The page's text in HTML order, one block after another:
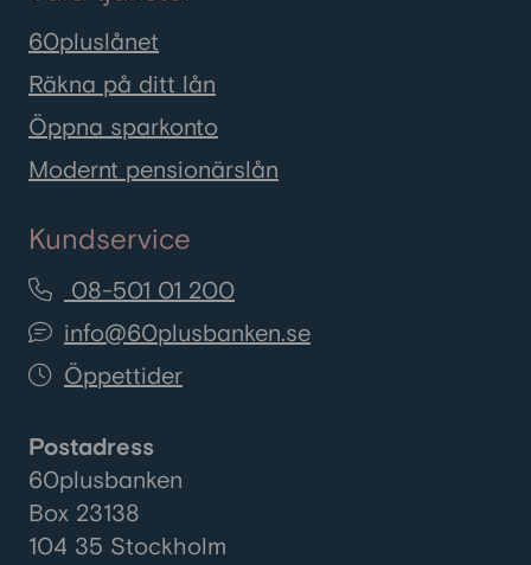
riktade till pensionärer, medan
andra kan sökas av alla med
låga inkomster eller höga
levnadskostnader. Här går vi
igenom de vanligaste bidragen i
dem.
60pluslånet
Räkna på ditt lån
Öppna sparkonto
Modernt pensionärslån
Kundservice
08-501 01 200
info@60plusbanken.se
Öppettider
Postadress
60plusbanken
Box 23138
104 35 Stockholm